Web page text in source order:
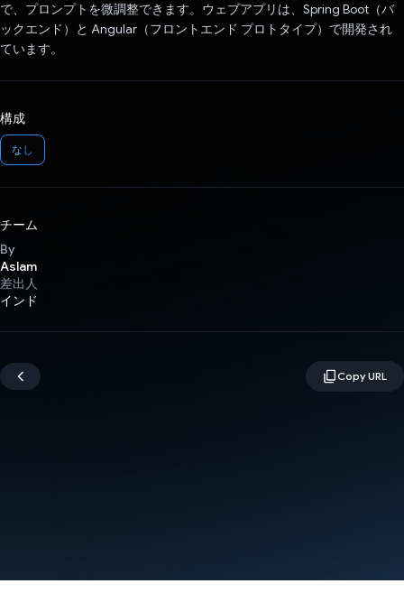
で、プロンプトを微調整できます。ウェブアプリは、Spring Boot（バ
ックエンド）と Angular（フロントエンド プロトタイプ）で開発され
ています。
構成
なし
チーム
By
Aslam
差出人
インド